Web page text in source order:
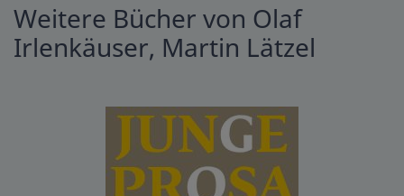
Weitere Bücher von Olaf
Irlenkäuser, Martin Lätzel